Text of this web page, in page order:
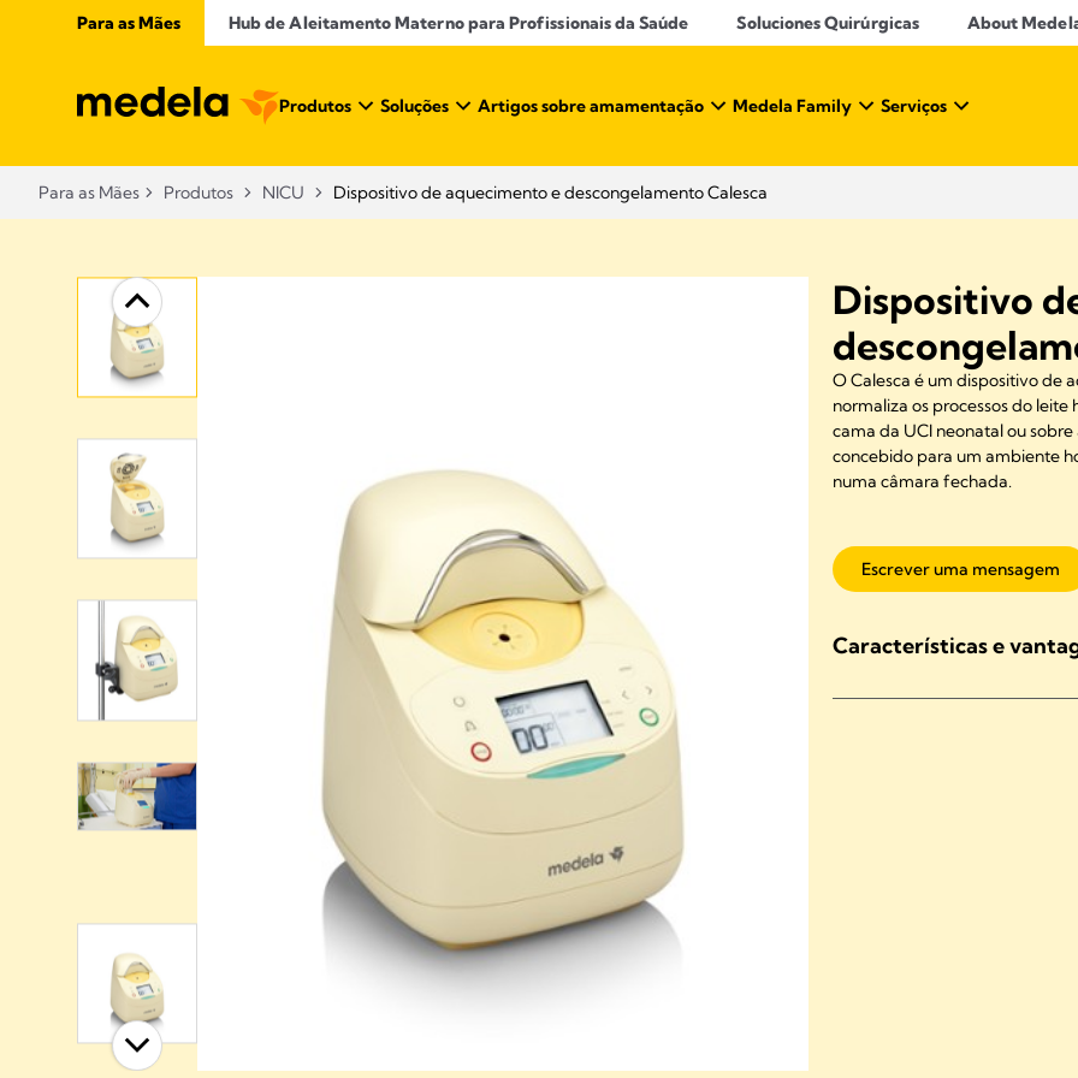
Para as Mães Hub de Aleitamento Materno para Profissionais da Saúde​ Soluciones Quirúrgicas About
Produtos Soluções Artigos sobre amamentação​ Medela Family Serviços
Para as Mães Produtos NICU Dispositivo de aquecimento e descongelamento Calesca
Dispositivo
O Calesca é um dispositivo de
normaliza os processos do
cama da UCI neonatal ou
concebido para um ambiente
numa câmara fechada.
Escrever uma mensagem
Características e